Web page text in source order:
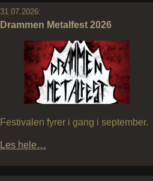
31.07.2026:
Drammen Metalfest 2026
Festivalen fyrer i gang i september.
Les hele…